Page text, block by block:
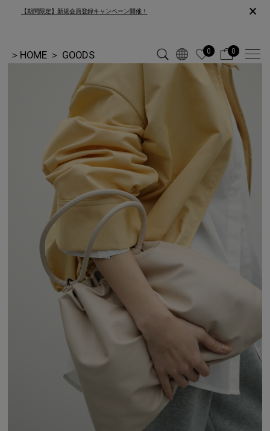
【期間限定】新規会員登録キャンペーン開催！ ×
＞ HOME ＞ GOODS 0 0